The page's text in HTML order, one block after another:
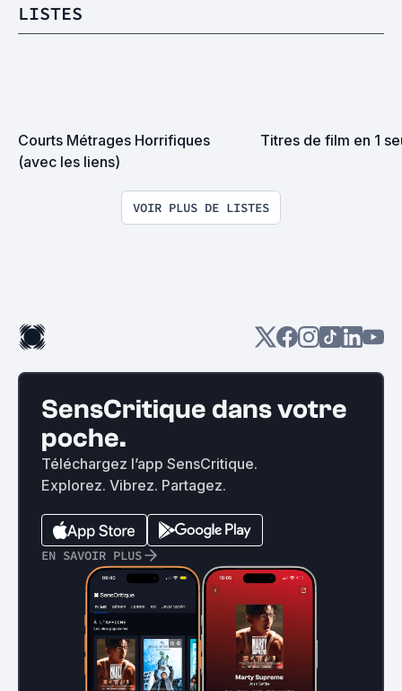
LISTES
Courts Métrages Horrifiques
(avec les liens)
Titres de film en 1
VOIR PLUS DE LISTES
SensCritique dans votre
poche.
Téléchargez l’app SensCritique.
Explorez. Vibrez. Partagez.
EN SAVOIR PLUS